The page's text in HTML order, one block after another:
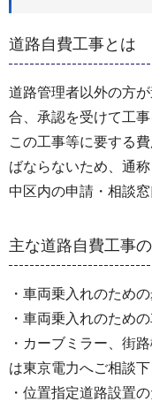
道路自費工事とは
道路管理者以外の方
合、承認を受けて工
この工事等に要する
ばならないため、通
中区内の申請・相談
主な道路自費工事
・車両乗入れのため
・車両乗入れのため
・カーブミラー、街
は東京電力へご相談下
・位置指定道路設置